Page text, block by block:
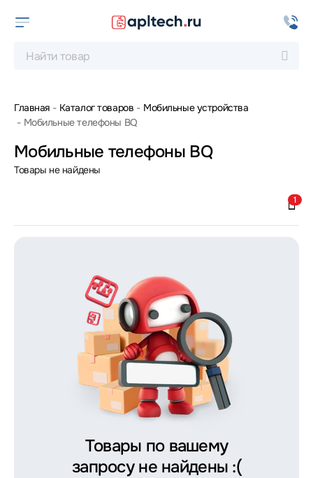
Главная Каталог товаров
Мобильные устройства
Мобильные телефоны BQ
Мобильные телефоны BQ
Товары не найдены
1
Товары по вашему
запросу не найдены :(